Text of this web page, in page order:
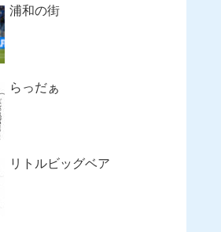
浦和の街
らっだぁ
リトルビッグベア